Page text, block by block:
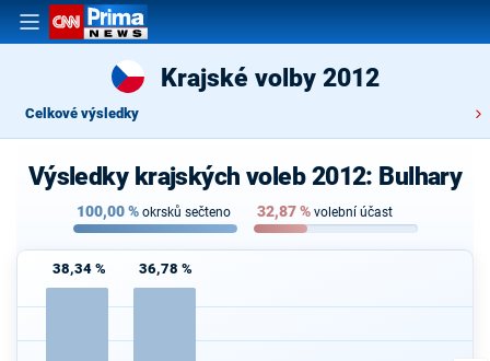
Krajské volby 2012
Celkové výsledky
Výsledky krajských voleb 2012: Bulhary
100,00% okrsků sečteno 32,87% volební účast
38,34 % 36,78 %